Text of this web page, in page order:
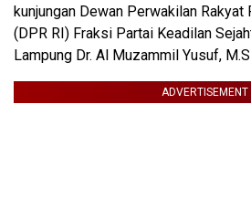
kunjungan Dewan Perwakilan
(DPR RI) Fraksi Partai Keadilan
Lampung Dr. Al Muzammil Yusuf,
ADVERTISEMENT